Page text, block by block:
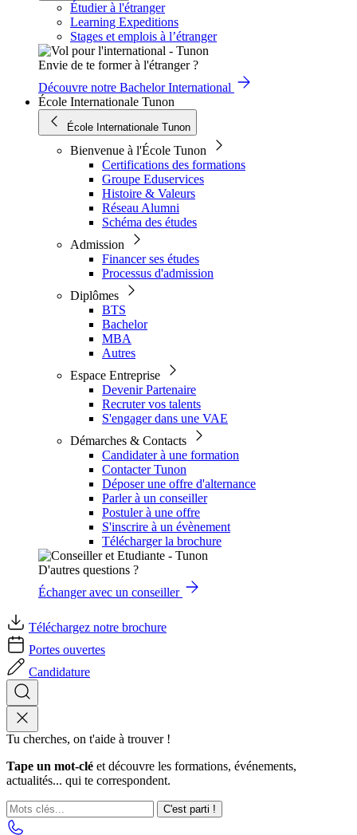
Étudier à l'étranger
Learning Expeditions
Stages et emplois à l’étranger
Envie de te former à l'étranger ?
Découvre notre Bachelor International
École Internationale Tunon
École Internationale Tunon
Bienvenue à l'École Tunon
Certifications des formations
Groupe Eduservices
Histoire & Valeurs
Réseau Alumni
Schéma des études
Admission
Financer ses études
Processus d'admission
Diplômes
BTS
Bachelor
MBA
Autres
Espace Entreprise
Devenir Partenaire
Recruter vos talents
S'engager dans une VAE
Démarches & Contacts
Candidater à une formation
Contacter Tunon
Déposer une offre d'alternance
Parler à un conseiller
Postuler à une offre
S'inscrire à un évènement
Télécharger la brochure
D'autres questions ?
Échanger avec un conseiller
Téléchargez notre brochure
Portes ouvertes
Candidature
Tu cherches, on t'aide à trouver !
Tape un mot-clé et découvre les formations, événements,
actualités... qui te correspondent.
C'est parti !